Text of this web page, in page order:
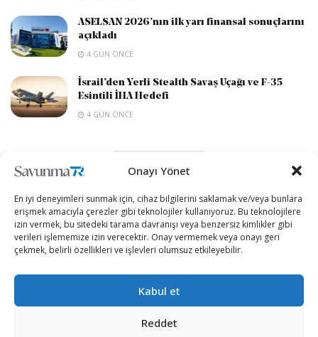
Onayı Yönet
En iyi deneyimleri sunmak için, cihaz bilgilerini saklamak ve/veya bunlara
erişmek amacıyla çerezler gibi teknolojiler kullanıyoruz. Bu teknolojilere
izin vermek, bu sitedeki tarama davranışı veya benzersiz kimlikler gibi
verileri işlememize izin verecektir. Onay vermemek veya onayı geri
çekmek, belirli özellikleri ve işlevleri olumsuz etkileyebilir.
Kabul et
Reddet
ASELSAN 2026’nın ilk yarı finansal sonuçlarını
açıkladı
4 GÜN ÖNCE
İsrail’den Yerli Stealth Savaş Uçağı ve F-35
Esintili İHA Hedefi
4 GÜN ÖNCE